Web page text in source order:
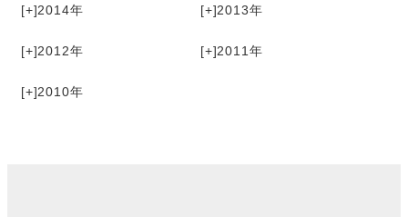
[+]2014 [+]2013
[+]2012 [+]2011
[+]2010